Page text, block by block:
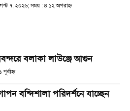
৭, ২০২৬; সময় : ৪:১২ অপরাহ্ণ
বলাকা লাউঞ্জে আগুন
বন্দিশালা পরিদর্শনে যাচ্ছেন